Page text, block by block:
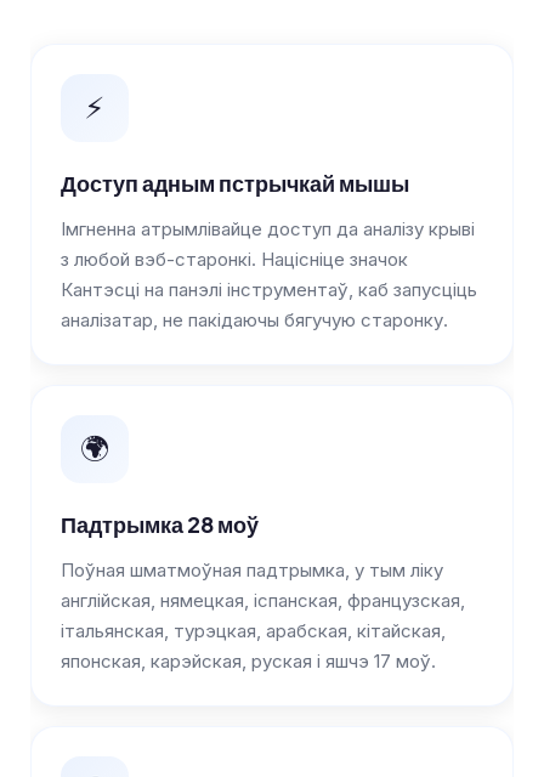
⚡
Доступ адным пстрычкай мышы
Імгненна атрымлівайце доступ да аналізу крыві
з любой вэб-старонкі. Націсніце значок
Кантэсці на панэлі інструментаў, каб запусціць
аналізатар, не пакідаючы бягучую старонку.
🌍
Падтрымка 28 моў
Поўная шматмоўная падтрымка, у тым ліку
англійская, нямецкая, іспанская, французская,
італьянская, турэцкая, арабская, кітайская,
японская, карэйская, руская і яшчэ 17 моў.